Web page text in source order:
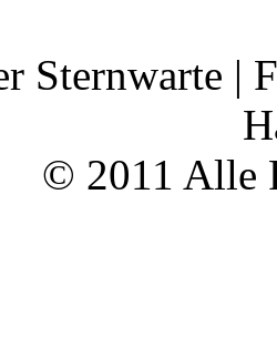
Sternwarte |
© 2011 Alle